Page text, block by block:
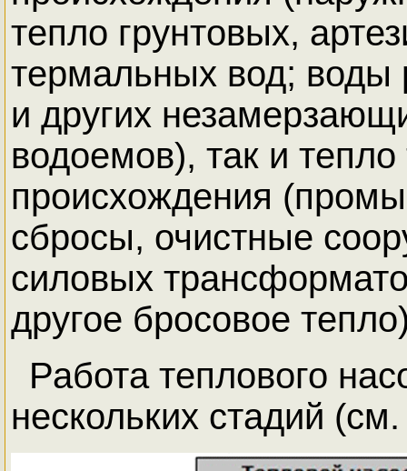
тепло грунтовых,
термальных вод; воды
и других
водоемов), так и тепло
происхождения
сбросы, очистные
силовых
другое бросовое
Работа теплового
нескольких стадий